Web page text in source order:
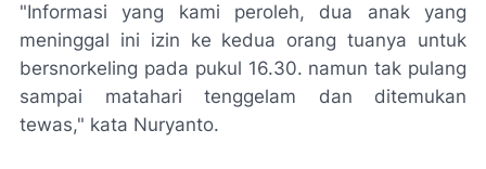
"Informasi yang kami peroleh, dua anak yang
meninggal ini izin ke kedua orang tuanya untuk
bersnorkeling pada pukul 16.30. namun tak pulang
sampai matahari tenggelam dan ditemukan
tewas," kata Nuryanto.